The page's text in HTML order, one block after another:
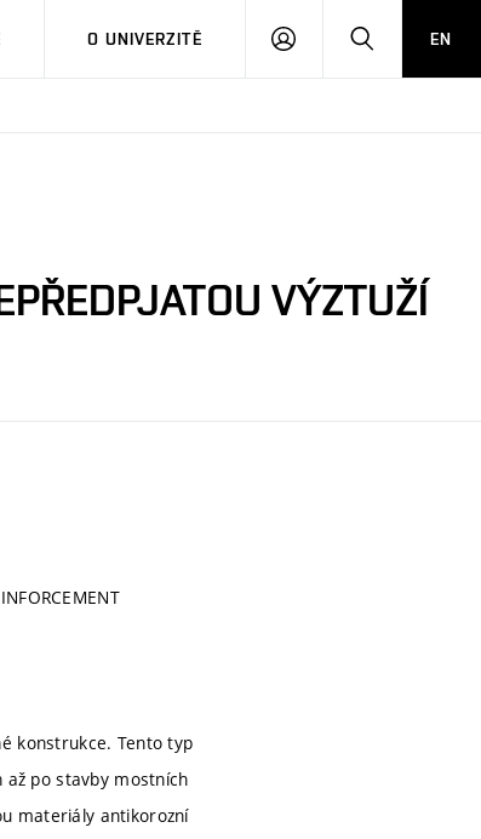
O UNIVERZITĚ
PŘIHLÁSIT HLEDATEN
VÝZTUŽÍ
konstrukce. Tento typ
až po stavby mostních
materiály antikorozní